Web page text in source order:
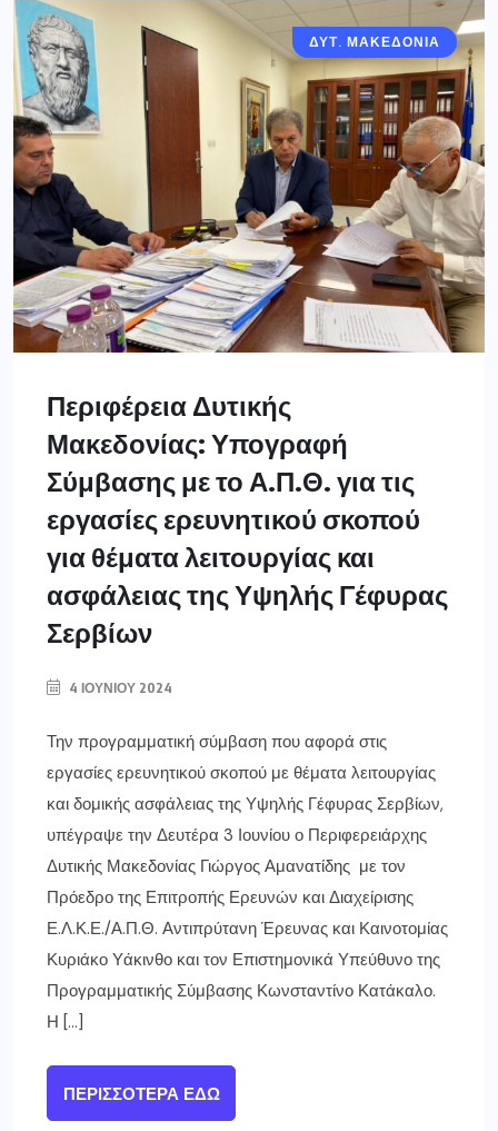
ΔΥΤ. ΜΑΚΕΔΟΝΙΑ
Περιφέρεια Δυτικής
Μακεδονίας: Υπογραφή
Σύμβασης με το Α.Π.Θ. για τις
εργασίες ερευνητικού σκοπού
για θέματα λειτουργίας και
ασφάλειας της Υψηλής Γέφυρας
Σερβίων
4 ΙΟΥΝΊΟΥ 2024
Την προγραμματική σύμβαση που αφορά στις
εργασίες ερευνητικού σκοπού με θέματα λειτουργίας
και δομικής ασφάλειας της Υψηλής Γέφυρας Σερβίων,
υπέγραψε την Δευτέρα 3 Ιουνίου ο Περιφερειάρχης
Δυτικής Μακεδονίας Γιώργος Αμανατίδης με τον
Πρόεδρο της Επιτροπής Ερευνών και Διαχείρισης
Ε.Λ.Κ.Ε./Α.Π.Θ. Αντιπρύτανη Έρευνας και Καινοτομίας
Κυριάκο Υάκινθο και τον Επιστημονικά Υπεύθυνο της
Προγραμματικής Σύμβασης Κωνσταντίνο Κατάκαλο.
Η […]
ΠΕΡΙΣΣΌΤΕΡΑ ΕΔΏ